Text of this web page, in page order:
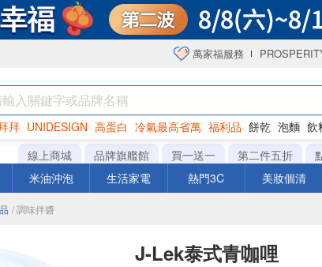
萬家福服務
拜 UNIDESIGN 高蛋白 冷氣最高省萬 福利品 餅乾 泡麵 飲
罐頭 咖啡 海苔
線上商城 品牌旗艦館 買一送一 第二件五折
米油沖泡 生活家電 熱門3C 美妝個清
/ 調味拌醬
J-Lek泰式青咖哩